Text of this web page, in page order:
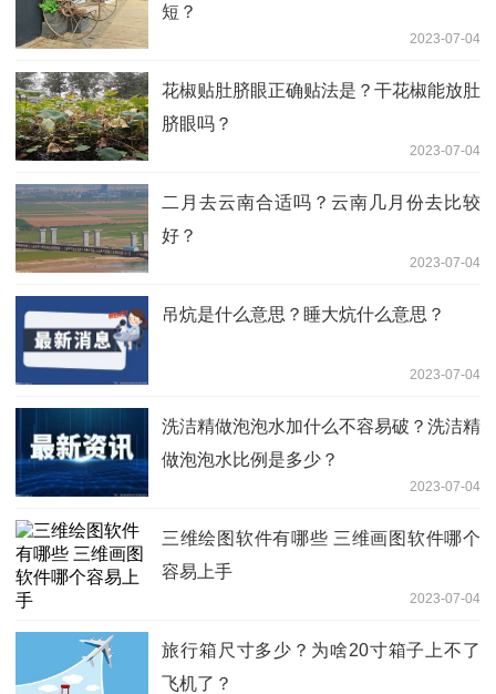
短？
2023-07-04
花椒贴肚脐眼正确贴法是？干花椒能放肚
脐眼吗？
2023-07-04
二月去云南合适吗？云南几月份去比较
好？
2023-07-04
吊炕是什么意思？睡大炕什么意思？
2023-07-04
洗洁精做泡泡水加什么不容易破？洗洁精
做泡泡水比例是多少？
2023-07-04
三维绘图软件有哪些 三维画图软件哪个
容易上手
2023-07-04
旅行箱尺寸多少？为啥20寸箱子上不了
飞机了？